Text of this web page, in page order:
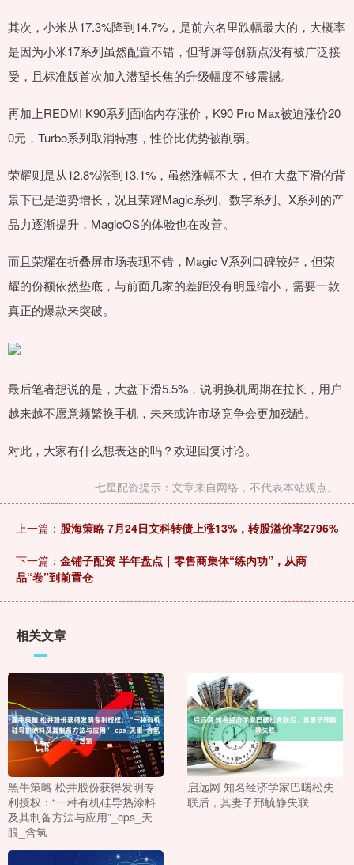
其次，小米从17.3%降到14.7%，是前六名里跌幅最大的，大概率
是因为小米17系列虽然配置不错，但背屏等创新点没有被广泛接
受，且标准版首次加入潜望长焦的升级幅度不够震撼。
再加上REDMI K90系列面临内存涨价，K90 Pro Max被迫涨价20
0元，Turbo系列取消特惠，性价比优势被削弱。
荣耀则是从12.8%涨到13.1%，虽然涨幅不大，但在大盘下滑的背
景下已是逆势增长，况且荣耀Magic系列、数字系列、X系列的产
品力逐渐提升，MagicOS的体验也在改善。
而且荣耀在折叠屏市场表现不错，Magic V系列口碑较好，但荣
耀的份额依然垫底，与前面几家的差距没有明显缩小，需要一款
真正的爆款来突破。
最后笔者想说的是，大盘下滑5.5%，说明换机周期在拉长，用户
越来越不愿意频繁换手机，未来或许市场竞争会更加残酷。
对此，大家有什么想表达的吗？欢迎回复讨论。
七星配资提示：文章来自网络，不代表本站观点。
上一篇： 股海策略 7月24日文科转债上涨13%，转股溢价率2796%
下一篇： 金铺子配资 半年盘点｜零售商集体“练内功”，从商
品“卷”到前置仓
相关文章
黑牛策略 松井股份获得发明专
利授权：“一种有机硅导热涂料
及其制备方法与应用”_cps_天
眼_含氢
启远网 知名经济学家巴曙松失
联后，其妻子邢毓静失联